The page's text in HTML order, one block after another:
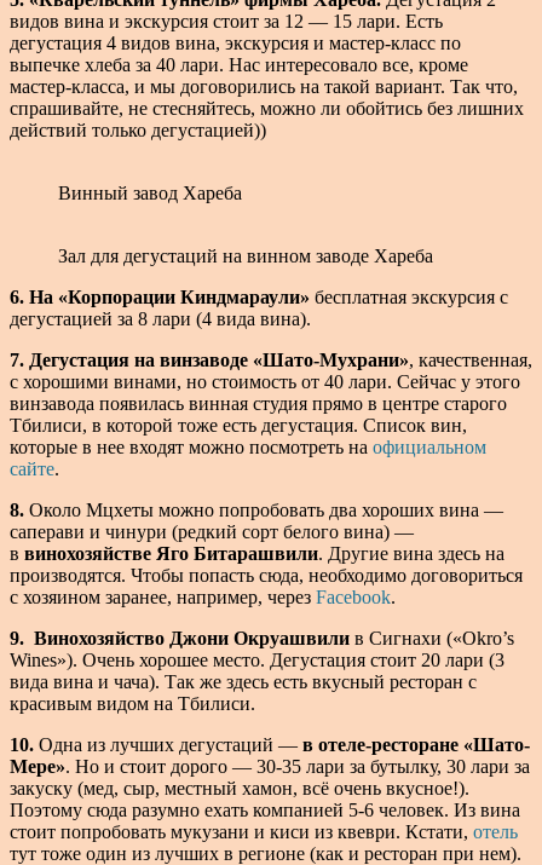
видов вина и экскурсия стоит за 12 — 15 лари. Есть
дегустация 4 видов вина, экскурсия и мастер-класс по
выпечке хлеба за 40 лари. Нас интересовало все, кроме
мастер-класса, и мы договорились на такой вариант. Так что,
спрашивайте, не стесняйтесь, можно ли обойтись без лишних
действий только дегустацией))
Винный завод Хареба
Зал для дегустаций на винном заводе Хареба
6. На «Корпорации Киндмараули» бесплатная экскурсия с
дегустацией за 8 лари (4 вида вина).
7. Дегустация на винзаводе «Шато-Мухрани», качественная,
с хорошими винами, но стоимость от 40 лари. Сейчас у этого
винзавода появилась винная студия прямо в центре старого
Тбилиси, в которой тоже есть дегустация. Список вин,
которые в нее входят можно посмотреть на официальном
сайте.
8. Около Мцхеты можно попробовать два хороших вина —
саперави и чинури (редкий сорт белого вина) —
в винохозяйстве Яго Битарашвили. Другие вина здесь на
производятся. Чтобы попасть сюда, необходимо договориться
с хозяином заранее, например, через Facebook.
9. Винохозяйство Джони Окруашвили в Сигнахи («Okro’s
Wines»). Очень хорошее место. Дегустация стоит 20 лари (3
вида вина и чача). Так же здесь есть вкусный ресторан с
красивым видом на Тбилиси.
10. Одна из лучших дегустаций — в отеле-ресторане «Шато-
Мере». Но и стоит дорого — 30-35 лари за бутылку, 30 лари за
закуску (мед, сыр, местный хамон, всё очень вкусное!).
Поэтому сюда разумно ехать компанией 5-6 человек. Из вина
стоит попробовать мукузани и киси из квеври. Кстати, отель
тут тоже один из лучших в регионе (как и ресторан при нем).